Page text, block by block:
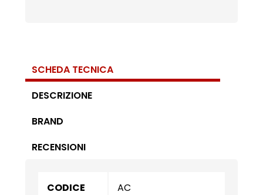
SCHEDA TECNICA
DESCRIZIONE
BRAND
RECENSIONI
CODICE AC